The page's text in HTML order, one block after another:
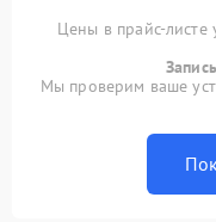
Цены в прайс-листе
Мы проверим ваше